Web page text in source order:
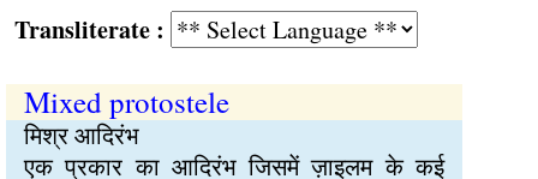
:
Mixed protostele
मिश्र आदिरंभ
एक प्रकार का आदिरंभ जिसमें ज़ाइलम के कई